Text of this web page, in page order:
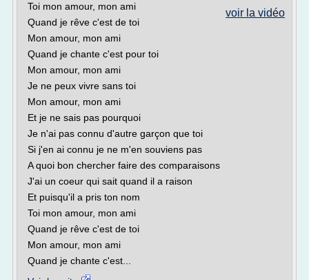
voir la vidéo
Toi mon amour, mon ami
Quand je rêve c'est de toi
Mon amour, mon ami
Quand je chante c'est pour toi
Mon amour, mon ami
Je ne peux vivre sans toi
Mon amour, mon ami
Et je ne sais pas pourquoi
Je n'ai pas connu d'autre garçon que toi
Si j'en ai connu je ne m'en souviens pas
A quoi bon chercher faire des comparaisons
J'ai un coeur qui sait quand il a raison
Et puisqu'il a pris ton nom
Toi mon amour, mon ami
Quand je rêve c'est de toi
Mon amour, mon ami
Quand je chante c'est...